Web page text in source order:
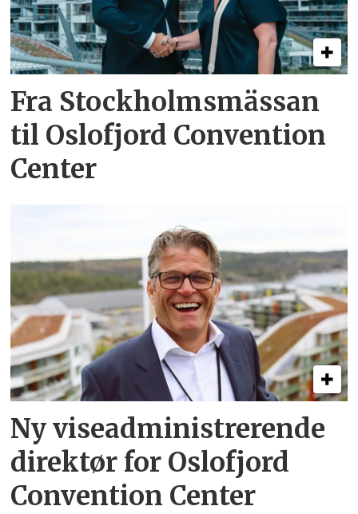
Fra Stockholmsmässan
til Oslofjord Convention
Center
Ny viseadministrerende
direktør for Oslofjord
Convention Center